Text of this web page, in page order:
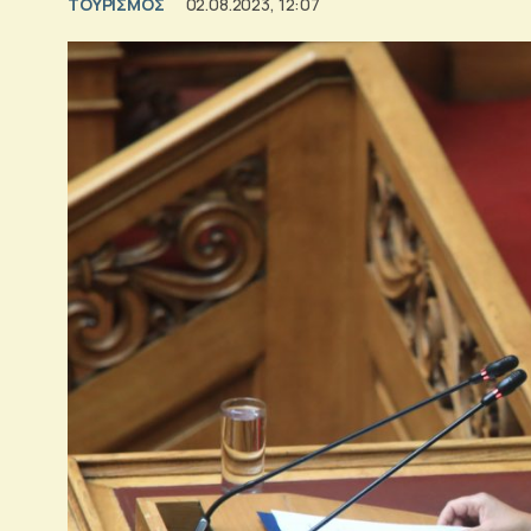
ΤΟΥΡΙΣΜΟΣ 02.08.2023, 12:07